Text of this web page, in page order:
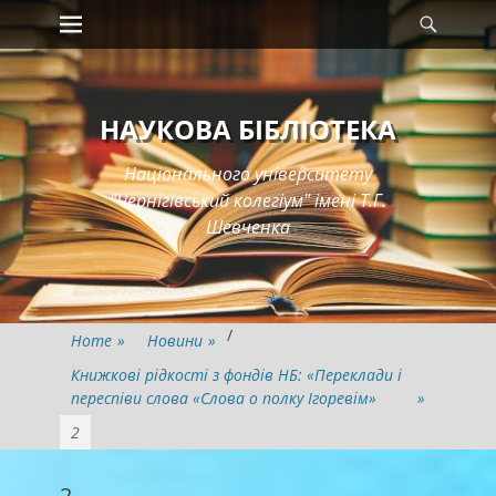
Skip
to
content
Primary Menu
НАУКОВА БІБЛІОТЕКА
Національного університету
"Чернігівський колегіум" імені Т.Г.
Шевченка
Home » Новини » /
Книжкові рідкості з фондів НБ: «Переклади і
переспіви слова «Слова о полку Ігоревім»
»
2